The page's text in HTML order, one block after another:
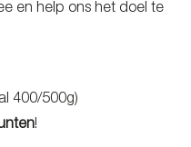
en help ons het doel te
400/500g)
!